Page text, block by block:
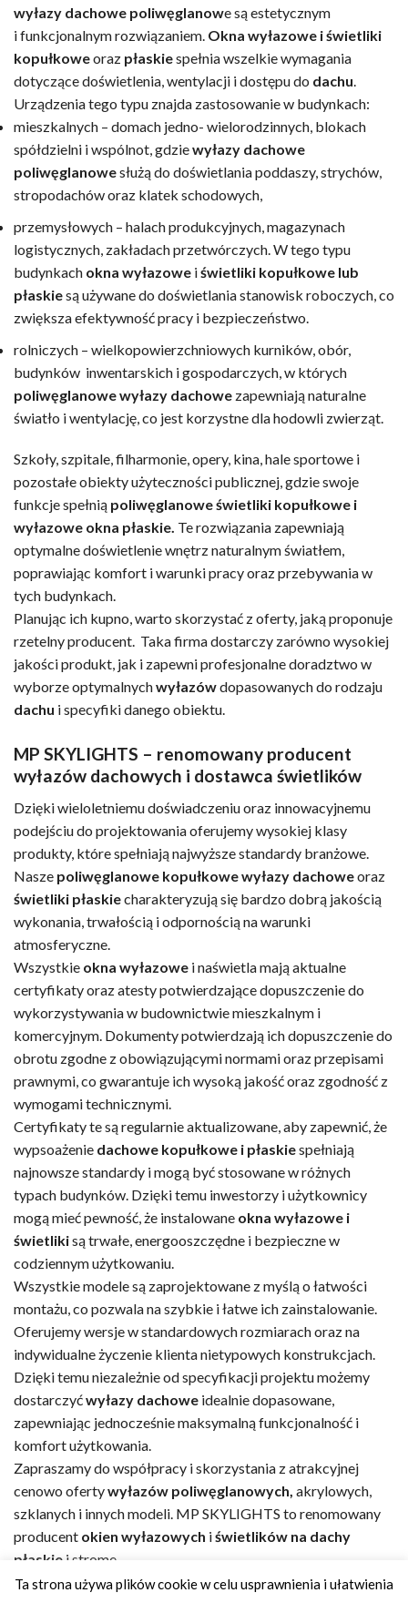
wyłazy dachowe poliwęglanowe są estetycznym
i funkcjonalnym rozwiązaniem. Okna wyłazowe i świetliki
kopułkoweoraz płaskiespełnia wszelkie wymagania
dotyczące doświetlenia, wentylacji i dostępu do dachu.
Urządzenia tego typu znajda zastosowanie w budynkach:​​​​​​​
mieszkalnych – domach jedno- wielorodzinnych, blokach
spółdzielni i wspólnot, gdziewyłazy dachowe
poliwęglanowesłużą do doświetlania poddaszy, strychów,
stropodachów oraz klatek schodowych,
przemysłowych – halach produkcyjnych, magazynach
logistycznych, zakładach przetwórczych. W tego typu
budynkach okna wyłazowe iświetliki kopułkowe lub
płaskiesą używane do doświetlania stanowisk roboczych, co
zwiększa efektywność pracy i bezpieczeństwo.
rolniczych – wielkopowierzchniowych kurników, obór,
budynków inwentarskich i gospodarczych, w których
poliwęglanowe wyłazy dachowe zapewniają naturalne
światło i wentylację, co jest korzystne dla hodowli zwierząt.
Szkoły, szpitale, filharmonie, opery, kina, hale sportowe i
pozostałe obiekty użyteczności publicznej, gdzie swoje
funkcje spełnią poliwęglanowe świetliki kopułkowe i
wyłazowe okna płaskie. Te rozwiązania zapewniają
optymalne doświetlenie wnętrz naturalnym światłem,
poprawiając komfort i warunki pracy oraz przebywania w
tych budynkach.
Planując ich kupno, warto skorzystać z oferty, jaką proponuje
rzetelny producent. Taka firma dostarczy zarówno wysokiej
jakości produkt, jak i zapewni profesjonalne doradztwo w
wyborze optymalnychwyłazówdopasowanych do rodzaju
dachu i specyfiki danego obiektu.
MP SKYLIGHTS – renomowany producent
wyłazów dachowych i dostawca świetlików
Dzięki wieloletniemu doświadczeniu oraz innowacyjnemu
podejściu do projektowania oferujemy wysokiej klasy
produkty, które spełniają najwyższe standardy branżowe.
Nasze poliwęglanowe kopułkowe wyłazy dachoweoraz
świetliki płaskiecharakteryzują się bardzo dobrą jakością
wykonania, trwałością i odpornością na warunki
atmosferyczne.
Wszystkie okna wyłazowe i naświetla mają aktualne
certyfikaty oraz atesty potwierdzające dopuszczenie do
wykorzystywania w budownictwie mieszkalnym i
komercyjnym. Dokumenty potwierdzają ich dopuszczenie do
obrotu zgodne z obowiązującymi normami oraz przepisami
prawnymi, co gwarantuje ich wysoką jakość oraz zgodność z
wymogami technicznymi.
Certyfikaty te są regularnie aktualizowane, aby zapewnić, że
wypsoażenie dachowe kopułkowe i płaskiespełniają
najnowsze standardy i mogą być stosowane w różnych
typach budynków. Dzięki temu inwestorzy i użytkownicy
mogą mieć pewność, że instalowane okna wyłazowe i
świetlikisą trwałe, energooszczędne i bezpieczne w
codziennym użytkowaniu.
Wszystkie modele są zaprojektowane z myślą o łatwości
montażu, co pozwala na szybkie i łatwe ich zainstalowanie.
Oferujemy wersje w standardowych rozmiarach oraz na
indywidualne życzenie klienta nietypowych konstrukcjach.
Dzięki temu niezależnie od specyfikacji projektu możemy
dostarczyćwyłazy dachowe idealnie dopasowane,
zapewniając jednocześnie maksymalną funkcjonalność i
komfort użytkowania.
Zapraszamy do współpracy i skorzystania z atrakcyjnej
cenowo ofertywyłazów poliwęglanowych, akrylowych,
szklanych i innych modeli. MP SKYLIGHTS to renomowany
producent okien wyłazowych iświetlików na dachy
płaskie i strome.
Ta strona używa plików cookie w celu usprawnienia i ułatwienia